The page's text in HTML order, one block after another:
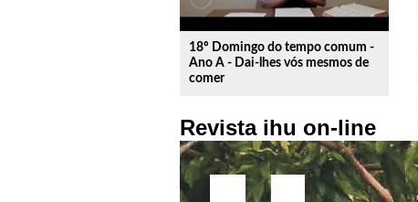
18º Domingo do tempo comum -
Ano A - Dai-lhes vós mesmos de
comer
Revista ihu on-line